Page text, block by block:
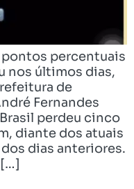
percentuais
nos últimos dias,
de
Fernandes
perdeu cinco
diante dos atuais
dias anteriores.